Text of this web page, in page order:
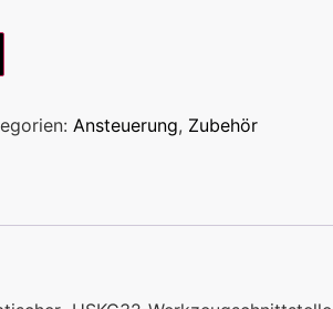
Ansteuerung, Zubehör